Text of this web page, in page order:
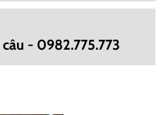
- 0982.775.773